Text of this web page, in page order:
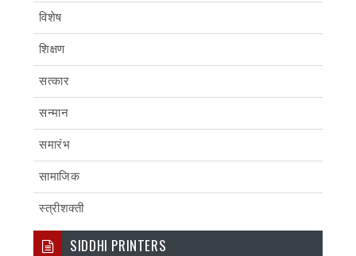
विशेष
शिक्षण
सत्कार
सन्मान
समारंभ
सामाजिक
स्त्रीशक्ती
SIDDHI PRINTERS